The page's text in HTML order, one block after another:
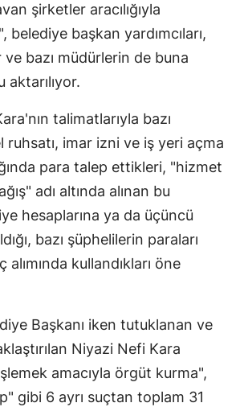
şirketler aracılığıyla
belediye başkan yardımcıları,
ve bazı müdürlerin de buna
aktarılıyor.
talimatlarıyla bazı
ruhsatı, imar izni ve iş yeri açma
para talep ettikleri, "hizmet
adı altında alınan bu
hesaplarına ya da üçüncü
bazı şüphelilerin paraları
kullandıkları öne
Başkanı iken tutuklanan ve
Niyazi Nefi Kara
amacıyla örgüt kurma",
gibi 6 ayrı suçtan toplam 31